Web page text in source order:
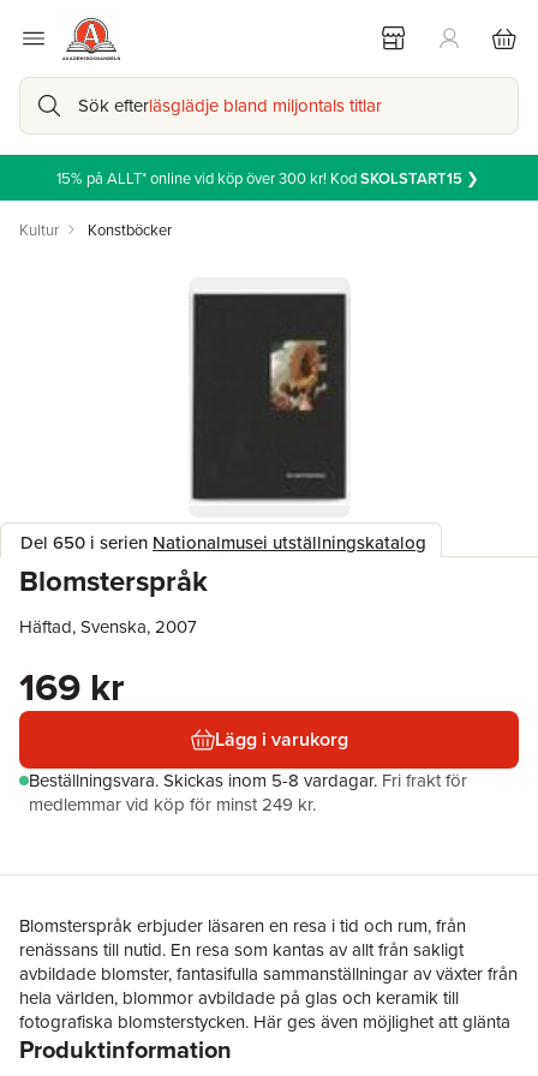
Sök efterläsglädje bland miljontals titlar
15% på ALLT* online vid köp över 300 kr! KodSKOLSTART15❯
Kultur Konstböcker
Del 650 i serien Nationalmusei utställningskatalog
Blomsterspråk
Häftad, Svenska, 2007
169 kr
Lägg i varukorg
Beställningsvara.Skickas inom 5-8 vardagar. Fri frakt för
medlemmar vid köp för minst 249 kr.
Blomsterspråk erbjuder läsaren en resa i tid och rum, från
renässans till nutid. En resa som kantas av allt från sakligt
avbildade blomster, fantasifulla sammanställningar av växter från
hela världen, blommor avbildade på glas och keramik till
fotografiska blomsterstycken. Här ges även möjlighet att glänta
på dörren till en fascinerande och ständigt föränderlig
Produktinformation